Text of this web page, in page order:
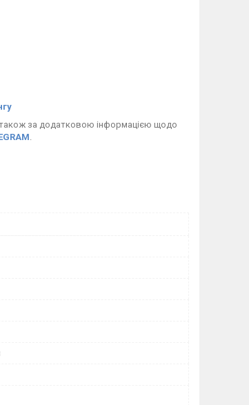
за додатковою інформацією щодо